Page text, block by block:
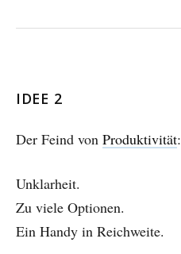
IDEE 2
Der Feind von Produktivität:
Unklarheit.
Zu viele Optionen.
Ein Handy in Reichweite.